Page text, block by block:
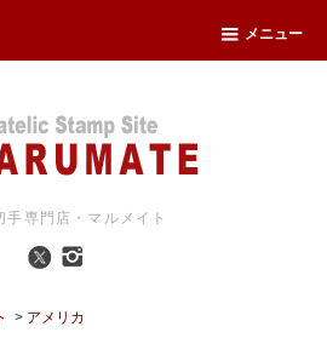
メニュー
手専門店・マルメイト
> アメリカ